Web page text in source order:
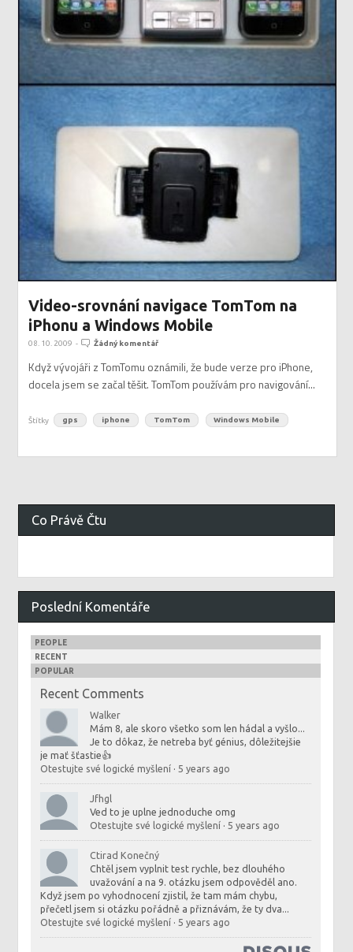
Video-srovnání navigace TomTom na
iPhonu a Windows Mobile
08. 10. 2009 - Žádný komentář
Když vývojáři z TomTomu oznámili, že bude verze pro iPhone,
docela jsem se začal těšit. TomTom používám pro navigování...
Štítky gps iphone TomTom Windows Mobile
Co Právě Čtu
Poslední Komentáře
PEOPLE
RECENT
POPULAR
Recent Comments
Walker
Mám 8, ale skoro všetko som len hádal a vyšlo...
Je to dôkaz, že netreba byť génius, dôležitejšie
je mať šťastie👍
Otestujte své logické myšlení · 5 years ago
Jfhgl
Ved to je uplne jednoduche omg
Otestujte své logické myšlení · 5 years ago
Ctirad Konečný
Chtěl jsem vyplnit test rychle, bez dlouhého
uvažování a na 9. otázku jsem odpověděl ano.
Když jsem po vyhodnocení zjistil, že tam mám chybu,
přečetl jsem si otázku pořádně a přiznávám, že ty dva...
Otestujte své logické myšlení · 5 years ago